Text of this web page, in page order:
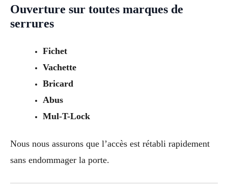
Ouverture sur toutes marques de
serrures
Fichet
Vachette
Bricard
Abus
Mul-T-Lock
Nous nous assurons que l’accès est rétabli rapidement
sans endommager la porte.